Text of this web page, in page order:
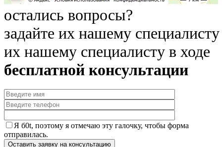
остались вопросы?
задайте их нашему
их нашему специалисту в ходе
бесплатной консультации
Я б0t, поэтому я отмечаю эту галочку, чтобы форма
отправилась.